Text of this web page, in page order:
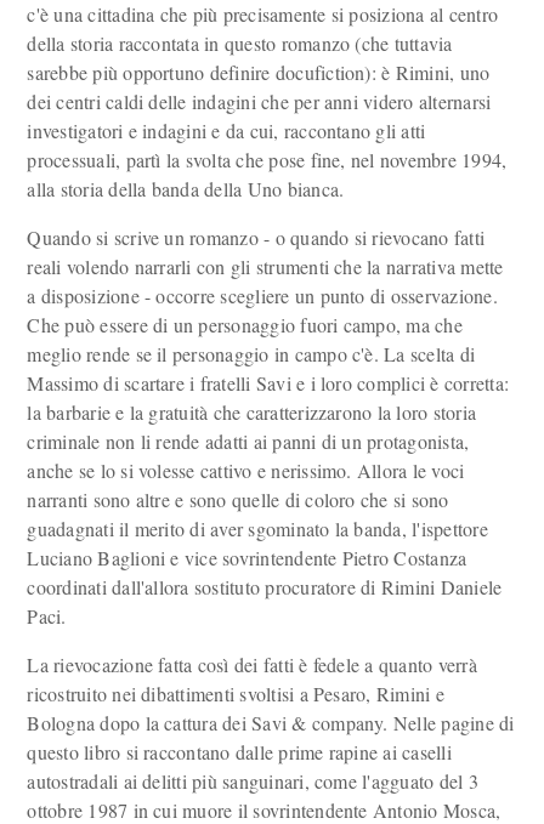
c'è una cittadina che più precisamente si posiziona al centro
della storia raccontata in questo romanzo (che tuttavia
sarebbe più opportuno definire docufiction): è Rimini, uno
dei centri caldi delle indagini che per anni videro alternarsi
investigatori e indagini e da cui, raccontano gli atti
processuali, partì la svolta che pose fine, nel novembre 1994,
alla storia della banda della Uno bianca.
Quando si scrive un romanzo - o quando si rievocano fatti
reali volendo narrarli con gli strumenti che la narrativa mette
a disposizione - occorre scegliere un punto di osservazione.
Che può essere di un personaggio fuori campo, ma che
meglio rende se il personaggio in campo c'è. La scelta di
Massimo di scartare i fratelli Savi e i loro complici è corretta:
la barbarie e la gratuità che caratterizzarono la loro storia
criminale non li rende adatti ai panni di un protagonista,
anche se lo si volesse cattivo e nerissimo. Allora le voci
narranti sono altre e sono quelle di coloro che si sono
guadagnati il merito di aver sgominato la banda, l'ispettore
Luciano Baglioni e vice sovrintendente Pietro Costanza
coordinati dall'allora sostituto procuratore di Rimini Daniele
Paci.
La rievocazione fatta così dei fatti è fedele a quanto verrà
ricostruito nei dibattimenti svoltisi a Pesaro, Rimini e
Bologna dopo la cattura dei Savi & company. Nelle pagine di
questo libro si raccontano dalle prime rapine ai caselli
autostradali ai delitti più sanguinari, come l'agguato del 3
ottobre 1987 in cui muore il sovrintendente Antonio Mosca,